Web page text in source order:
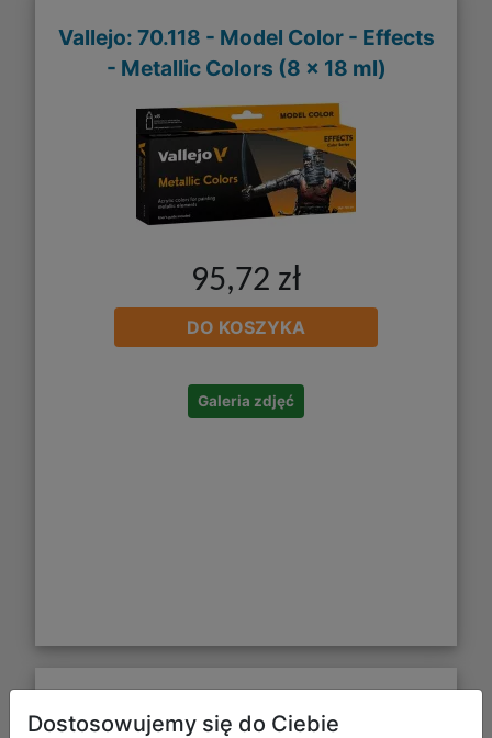
Vallejo: 70.118 - Model Color - Effects
- Metallic Colors (8 x 18 ml)
95,72 zł
DO KOSZYKA
Galeria zdjęć
Vallejo: 70.140 - Model Color - Figure
Dostosowujemy się do Ciebie